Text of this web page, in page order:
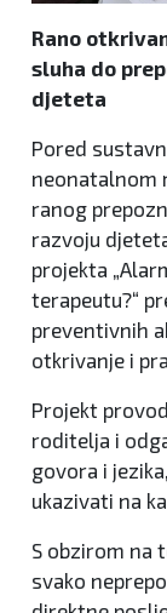
Rano
sluha do
djeteta
Pored
neonatalnom
ranog
razvoju
projekta
terapeutu?“
preventivnih
otkrivanje i
Projekt
roditelja i
govora i
ukazivati na
S obzirom na
svako